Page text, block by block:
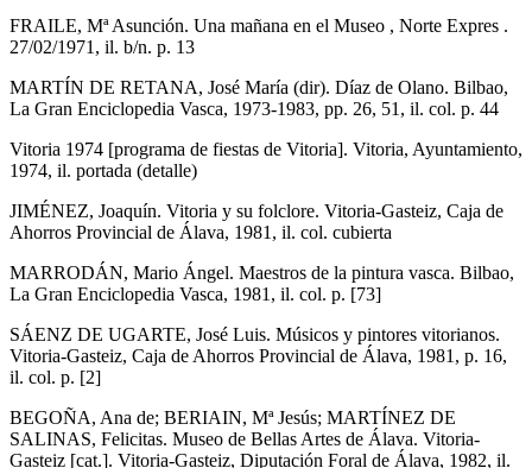
FRAILE, Mª Asunción. Una mañana en el Museo , Norte Expres .
27/02/1971, il. b/n. p. 13
MARTÍN DE RETANA, José María (dir). Díaz de Olano. Bilbao,
La Gran Enciclopedia Vasca, 1973-1983, pp. 26, 51, il. col. p. 44
Vitoria 1974 [programa de fiestas de Vitoria]. Vitoria, Ayuntamiento,
1974, il. portada (detalle)
JIMÉNEZ, Joaquín. Vitoria y su folclore. Vitoria-Gasteiz, Caja de
Ahorros Provincial de Álava, 1981, il. col. cubierta
MARRODÁN, Mario Ángel. Maestros de la pintura vasca. Bilbao,
La Gran Enciclopedia Vasca, 1981, il. col. p. [73]
SÁENZ DE UGARTE, José Luis. Músicos y pintores vitorianos.
Vitoria-Gasteiz, Caja de Ahorros Provincial de Álava, 1981, p. 16,
il. col. p. [2]
BEGOÑA, Ana de; BERIAIN, Mª Jesús; MARTÍNEZ DE
SALINAS, Felicitas. Museo de Bellas Artes de Álava. Vitoria-
Gasteiz [cat.]. Vitoria-Gasteiz, Diputación Foral de Álava, 1982, il.